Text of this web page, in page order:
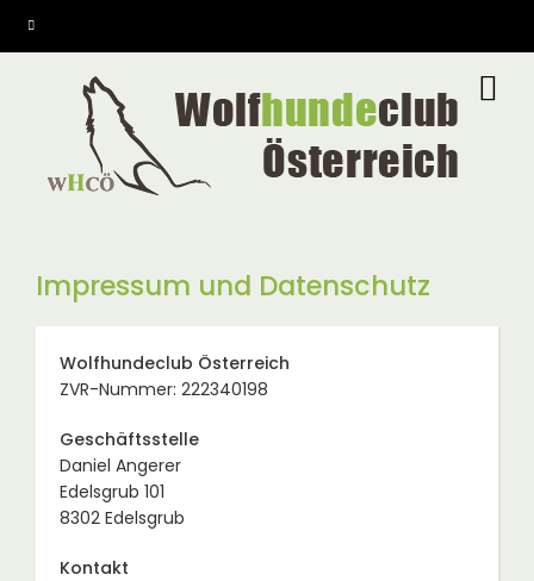
Impressum und Datenschutz
Wolfhundeclub Österreich
ZVR-Nummer: 222340198
Geschäftsstelle
Daniel Angerer
Edelsgrub 101
8302 Edelsgrub
Kontakt